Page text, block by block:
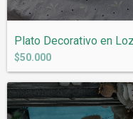
$50.000